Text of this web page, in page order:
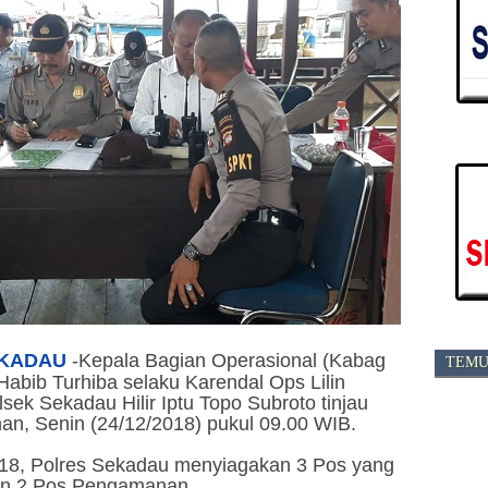
-Kepala Bagian Operasional (Kabag
Turhiba selaku Karendal Ops Lilin
Sekadau Hilir Iptu Topo Subroto tinjau
Senin (24/12/2018) pukul 09.00 WIB.
Polres Sekadau menyiagakan 3 Pos yang